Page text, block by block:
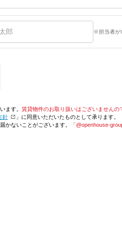
※担当者が
ます。 賃貸物件のお取り扱いはございませんの
針
」に同意いただいたものとして承ります。
かないことがございます。
「@openhouse-